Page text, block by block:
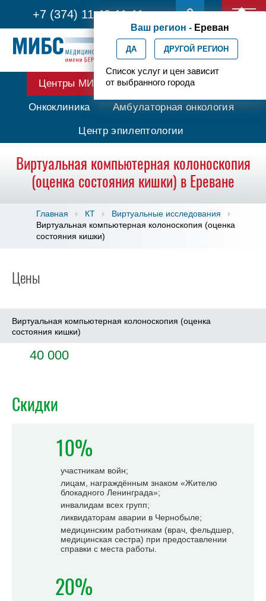
+7 (374) 11 42-11-11
Ваш регион - Ереван
ДА ДРУГОЙ РЕГИОН
Список услуг и цен зависит
от выбранного города
Центры МИБС Протонная терапия
Онкоклиника Амбулаторная онкология
Центр эпилептологии
Виртуальная компьютерная колоноскопия
(оценка состояния кишки) в Ереване
Главная КТ
Виртуальные исследования
Виртуальная компьютерная колоноскопия (оценка
состояния кишки)
Цены
Виртуальная компьютерная колоноскопия (оценка
состояния кишки)
40 000
Скидки
10%
участникам войн;
лицам, награждённым знаком «Жителю
блокадного Ленинграда»;
инвалидам всех групп;
ликвидаторам аварии в Чернобыле;
медицинским работникам (врач, фельдшер,
медицинская сестра) при предоставлении
справки с места работы.
20%